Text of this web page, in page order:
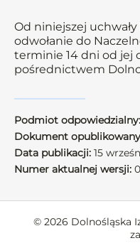
Od niniejszej
odwołanie do
terminie 14 dni od jej
pośrednictwem
Podmiot odpowiedzialny:
Dokument
Data publikacji: 15
Numer aktualnej wersji: 0
© 2026 Dolnośląska